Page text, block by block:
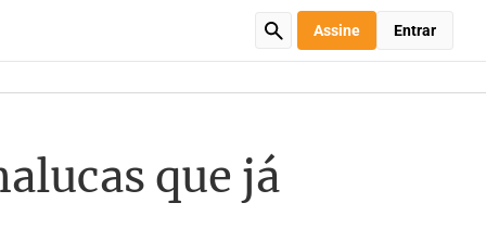
Assine Entrar
que já